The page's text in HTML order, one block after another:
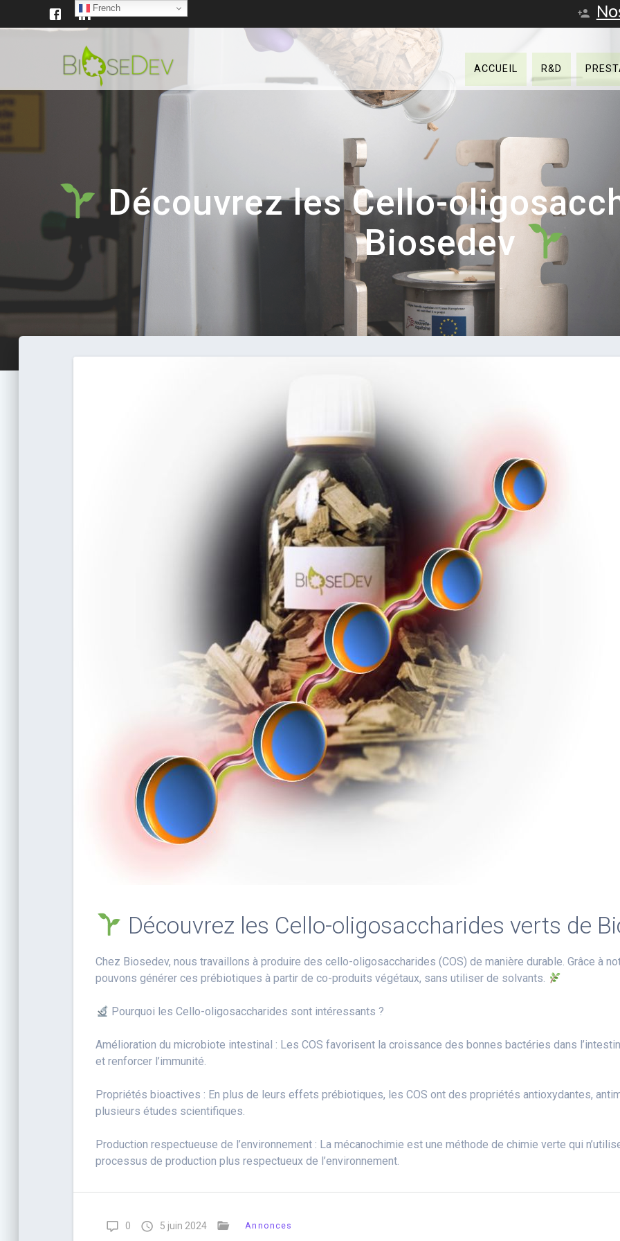
ACCUEIL R&D
Découvrez les Cello-
Biosedev
Découvrez les Cello-oligosaccharides verts de
Chez Biosedev, nous travaillons à produire des cello-oligosaccharides (COS) de manière durable. Grâce à
pouvons générer ces prébiotiques à partir de co-produits végétaux, sans utiliser de solvants.
Pourquoi les Cello-oligosaccharides sont intéressants ?
Amélioration du microbiote intestinal : Les COS favorisent la croissance des bonnes bactéries dans
et renforcer l’immunité.
Propriétés bioactives : En plus de leurs effets prébiotiques, les COS ont des propriétés antioxydantes,
plusieurs études scientifiques.
Production respectueuse de l’environnement : La mécanochimie est une méthode de chimie verte qui
processus de production plus respectueux de l’environnement.
0 5 juin 2024 Annonces
French